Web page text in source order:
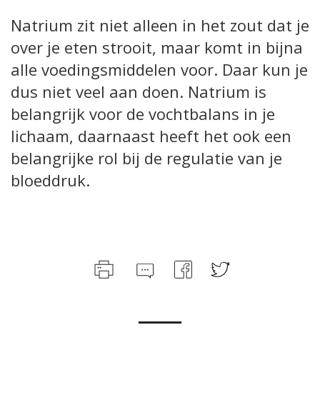
Natrium zit niet alleen in het zout dat je
over je eten strooit, maar komt in bijna
alle voedingsmiddelen voor. Daar kun je
dus niet veel aan doen. Natrium is
belangrijk voor de vochtbalans in je
lichaam, daarnaast heeft het ook een
belangrijke rol bij de regulatie van je
bloeddruk.